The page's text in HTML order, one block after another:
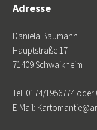
Adresse
Daniela Baumann
Hauptstraße 17
71409 Schwaikheim
Tel: 0174/1956774 oder
E-Mail: